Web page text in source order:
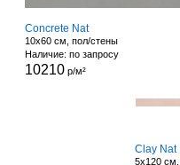
Concrete Nat
10x60 см, пол/стены
Наличие: по запросу
10210р/м²
Clay Nat
5x120